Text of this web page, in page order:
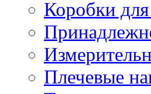
Коробки
Плечевые